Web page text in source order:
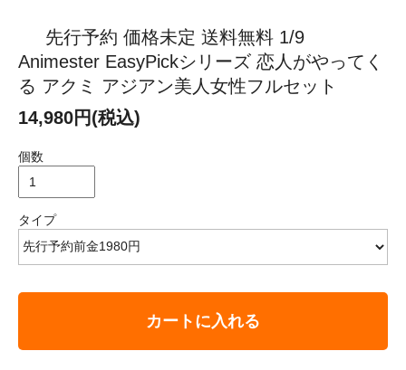
先行予約 価格未定 送料無料 1/9
Animester EasyPickシリーズ 恋人がやってく
る アクミ アジアン美人女性フルセット
14,980円(税込)
個数
タイプ
カートに入れる